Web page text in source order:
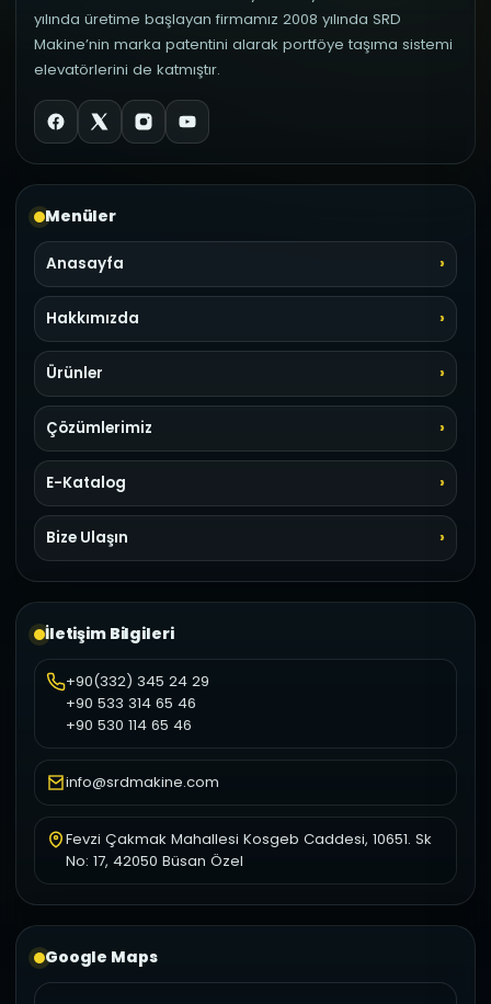
yılında üretime başlayan firmamız 2008 yılında SRD
Makine’nin marka patentini alarak portföye taşıma sistemi
elevatörlerini de katmıştır.
Menüler
Anasayfa
Hakkımızda
Ürünler
Çözümlerimiz
E-Katalog
Bize Ulaşın
İletişim Bilgileri
+90(332) 345 24 29
+90 533 314 65 46
+90 530 114 65 46
info@srdmakine.com
Fevzi Çakmak Mahallesi Kosgeb Caddesi, 10651. Sk
No: 17, 42050 Büsan Özel
Google Maps